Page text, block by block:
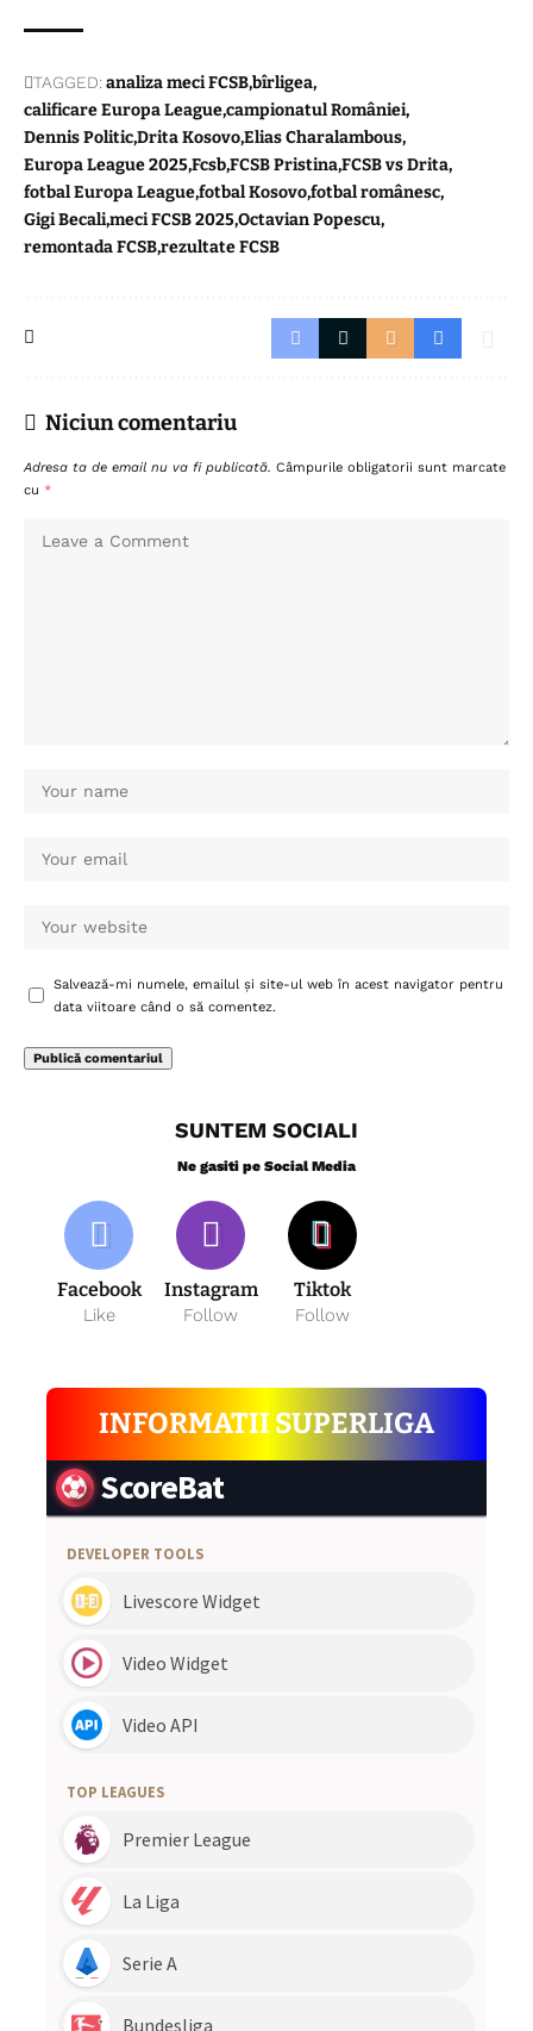
TAGGED:analiza meci FCSBbîrligea
calificare Europa Leaguecampionatul României
Dennis PoliticDrita KosovoElias Charalambous
Europa League 2025FcsbFCSB PristinaFCSB vs Drita
fotbal Europa Leaguefotbal Kosovofotbal românesc
Gigi Becalimeci FCSB 2025Octavian Popescu
remontada FCSBrezultate FCSB
Niciun comentariu
Adresa ta de email nu va fi publicată. Câmpurile obligatorii sunt marcate
cu *
Salvează-mi numele, emailul și site-ul web în acest navigator pentru
data viitoare când o să comentez.
SUNTEM SOCIALI
Ne gasiti pe Social Media
Facebook
Like
Instagram
Follow
Tiktok
Follow
INFORMATII SUPERLIGA